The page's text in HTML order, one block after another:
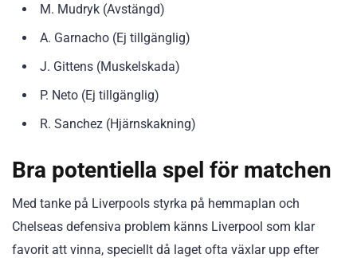
M. Mudryk (Avstängd)
A. Garnacho (Ej tillgänglig)
J. Gittens (Muskelskada)
P. Neto (Ej tillgänglig)
R. Sanchez (Hjärnskakning)
Bra potentiella spel för matchen
Med tanke på Liverpools styrka på hemmaplan och
Chelseas defensiva problem känns Liverpool som klar
favorit att vinna, speciellt då laget ofta växlar upp efter